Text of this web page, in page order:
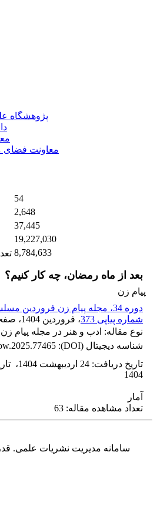
پژوهشگاه
معاونت فضای
54
2,648
37,445
19,227,030
8,784,633
بعد از ماه رمضان، چه کار کنیم؟
پیام زن
شماره پیاپی 373
، فروردین 1404 ،
نوع مقاله: ادب و هنر در مجله پیام زن
شناسه دیجیتال (DOI):
تاریخ دریافت: 24 اردیبهشت 1404 ،
1404
آمار
تعداد مشاهده مقاله: 63
سامانه مدیریت نشریات علمی.